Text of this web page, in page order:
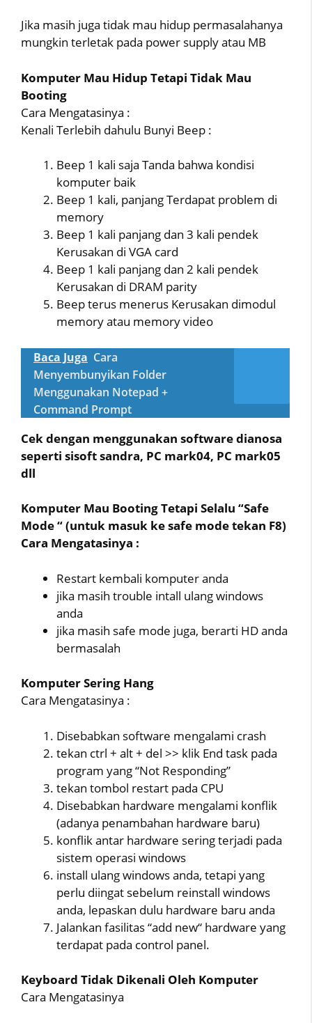
Jika masih juga tidak mau hidup permasalahanya
mungkin terletak pada power supply atau MB
Komputer Mau Hidup Tetapi Tidak Mau
Booting
Cara Mengatasinya :
Kenali Terlebih dahulu Bunyi Beep :
Beep 1 kali saja Tanda bahwa kondisi
komputer baik
Beep 1 kali, panjang Terdapat problem di
memory
Beep 1 kali panjang dan 3 kali pendek
Kerusakan di VGA card
Beep 1 kali panjang dan 2 kali pendek
Kerusakan di DRAM parity
Beep terus menerus Kerusakan dimodul
memory atau memory video
Baca Juga Cara
Menyembunyikan Folder
Menggunakan Notepad +
Command Prompt
Cek dengan menggunakan software dianosa
seperti sisoft sandra, PC mark04, PC mark05
dll
Komputer Mau Booting Tetapi Selalu “Safe
Mode “ (untuk masuk ke safe mode tekan F8)
Cara Mengatasinya :
Restart kembali komputer anda
jika masih trouble intall ulang windows
anda
jika masih safe mode juga, berarti HD anda
bermasalah
Komputer Sering Hang
Cara Mengatasinya :
Disebabkan software mengalami crash
tekan ctrl + alt + del >> klik End task pada
program yang “Not Responding”
tekan tombol restart pada CPU
Disebabkan hardware mengalami konflik
(adanya penambahan hardware baru)
konflik antar hardware sering terjadi pada
sistem operasi windows
install ulang windows anda, tetapi yang
perlu diingat sebelum reinstall windows
anda, lepaskan dulu hardware baru anda
Jalankan fasilitas “add new“ hardware yang
terdapat pada control panel.
Keyboard Tidak Dikenali Oleh Komputer
Cara Mengatasinya